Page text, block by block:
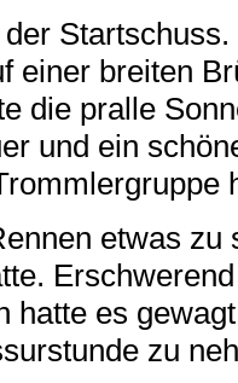
einer breiten
die pralle
und ein
etwas
hatte es
zu